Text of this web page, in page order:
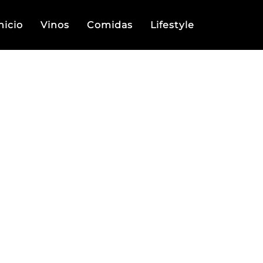
Vinos Comidas Lifestyle